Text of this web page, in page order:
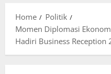
Home
Politik
Momen Diplomasi
Hadiri Business Reception